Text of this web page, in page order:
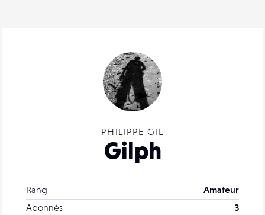
PHILIPPE GIL
Gilph
Rang
Amateur
Abonnés
3